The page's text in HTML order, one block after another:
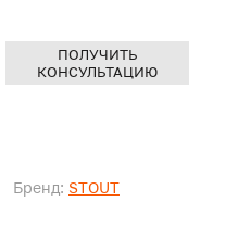
Бренд: STOUT
ПОЛУЧИТЬ
КОНСУЛЬТАЦИЮ